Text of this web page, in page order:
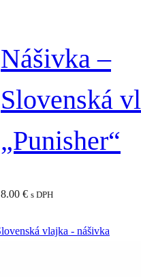
Nášivka –
Slovenská
„Punisher“
8.00 € s DPH